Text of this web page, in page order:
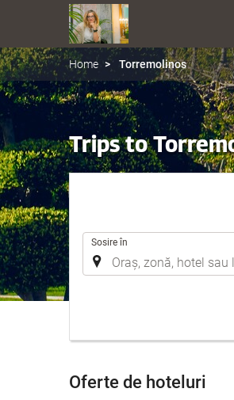
Home Torremolinos
Trips to
Sosire în
Oferte de hoteluri